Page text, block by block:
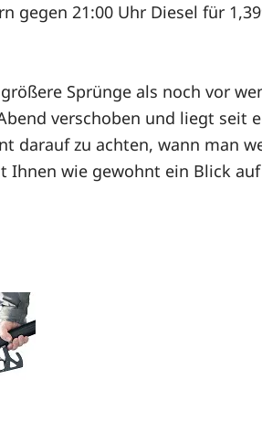
21:00 Uhr Diesel für
Sprünge als noch vor
verschoben und liegt seit
darauf zu achten, wann man
Ihnen wie gewohnt ein Blick